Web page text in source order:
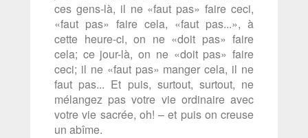
ces gens-là, il ne «faut pas» faire ceci,
«faut pas» faire cela, «faut pas...», à
cette heure-ci, on ne «doit pas» faire
cela; ce jour-là, on ne «doit pas» faire
ceci; il ne «faut pas» manger cela, il ne
faut pas... Et puis, surtout, surtout, ne
mélangez pas votre vie ordinaire avec
votre vie sacrée, oh! – et puis on creuse
un abîme.